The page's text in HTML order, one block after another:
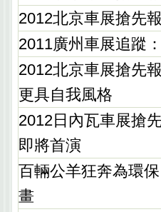
2012北京車展搶先
2011廣州車展追蹤
2012北京車展搶先
更具自我風格
2012日內瓦車展搶
即將首演
百輛公羊狂奔為環
畫